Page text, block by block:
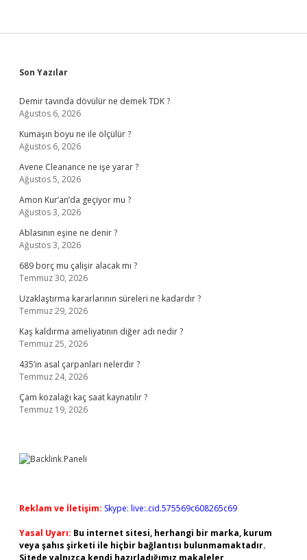
Sidebar
Son Yazılar
Demir tavında dövülür ne demek TDK ?
Ağustos 6, 2026
Kumaşın boyu ne ile ölçülür ?
Ağustos 6, 2026
Avene Cleanance ne işe yarar ?
Ağustos 5, 2026
Amon Kur’an’da geçiyor mu ?
Ağustos 3, 2026
Ablasının eşine ne denir ?
Ağustos 3, 2026
689 borç mu çalişir alacak mı ?
Temmuz 30, 2026
Uzaklaştırma kararlarının süreleri ne kadardır ?
Temmuz 29, 2026
Kaş kaldırma ameliyatının diğer adı nedir ?
Temmuz 25, 2026
435’in asal çarpanları nelerdir ?
Temmuz 24, 2026
Çam kozalağı kaç saat kaynatılır ?
Temmuz 19, 2026
Reklam ve İletişim: Skype: live:.cid.575569c608265c69
Yasal Uyarı: Bu internet sitesi, herhangi bir marka, kurum
veya şahıs şirketi ile hiçbir bağlantısı bulunmamaktadır.
Sitede yalnızca kendi hazırladığımız makaleler